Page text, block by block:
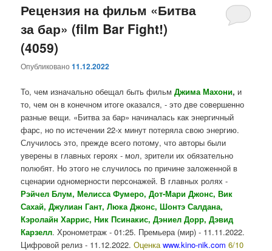
Рецензия на фильм «Битва
за бар» (film Bar Fight!)
(4059)
Опубликовано11.12.2022
То, чем изначально обещал быть фильмДжима Махони, и
то, чем он в конечном итоге оказался, - это две совершенно
разные вещи. «Битва за бар» начиналась как энергичный
фарс, но по истечении 22-х минут потеряла свою энергию.
Случилось это, прежде всего потому, что авторы были
уверены в главных героях - мол, зрители их обязательно
полюбят. Но этого не случилось по причине заложенной в
сценарии одномерности персонажей. В главных ролях -
Рэйчел Блум, Мелисса Фумеро, Дот-Мари Джонс, Вик
Сахай, Джулиан Гант, Люка Джонс, Шонтэ Салдана,
Кэролайн Харрис, Ник Псинакис, Дэниел Дорр, Дэвид
Карзелл. Хронометраж - 01:25. Премьера (мир) - 11.11.2022.
Цифровой релиз - 11.12.2022.Оценкаwww.kino-nik.com 6/10